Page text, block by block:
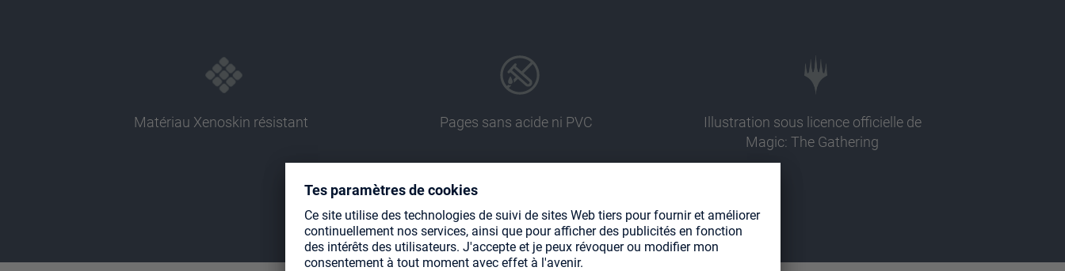
Matériau Xenoskin résistant Pages sans acide ni PVC
Illustration sous licence officielle de
Magic: The Gathering